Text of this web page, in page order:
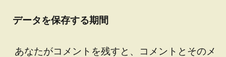
データを保存する期間
あなたがコメントを残すと、コメントとそのメ